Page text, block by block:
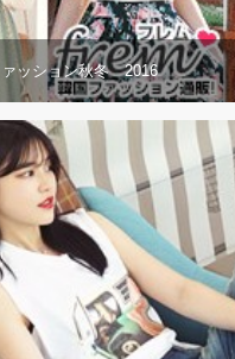
ァッション秋冬 2016